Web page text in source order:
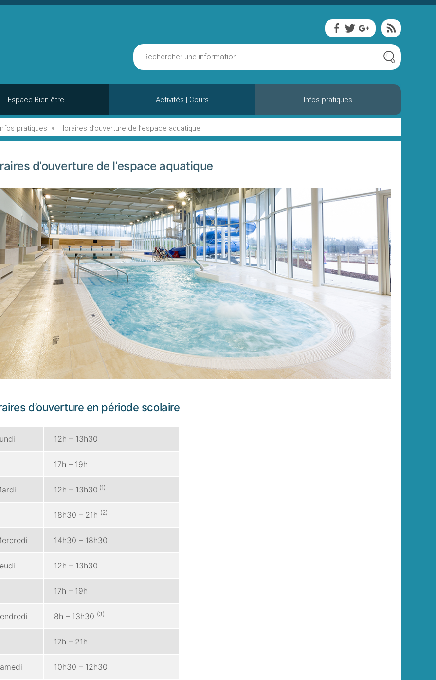
Espace Bien-être Activités | Cours Infos pratiques
pratiques • Horaires d’ouverture de l’espace aquatique
d’ouverture de l’espace aquatique
d’ouverture en période scolaire
12h – 13h30
17h – 19h
12h – 13h30 (1)
18h30 – 21h (2)
14h30 – 18h30
12h – 13h30
17h – 19h
8h – 13h30 (3)
17h – 21h
10h30 – 12h30